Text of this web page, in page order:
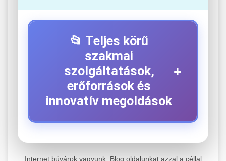
📂 Teljes körű
szakmai
szolgáltatások,
erőforrások és
innovatív megoldások
+
+
Internet búvárok vagyunk. Blog oldalunkat azzal a céllal